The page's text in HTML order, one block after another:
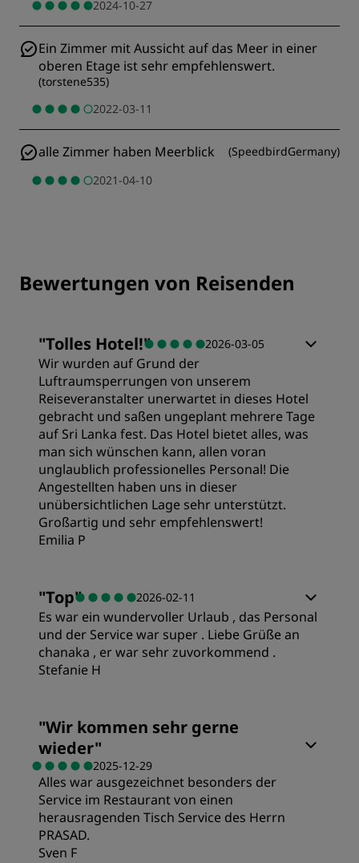
2024-10-27
Ein Zimmer mit Aussicht auf das Meer in einer
oberen Etage ist sehr empfehlenswert.
(torstene535)
2022-03-11
alle Zimmer haben Meerblick (SpeedbirdGermany)
2021-04-10
Bewertungen von Reisenden
"Tolles Hotel!" 2026-03-05
Wir wurden auf Grund der
Luftraumsperrungen von unserem
Reiseveranstalter unerwartet in dieses Hotel
gebracht und saßen ungeplant mehrere Tage
auf Sri Lanka fest. Das Hotel bietet alles, was
man sich wünschen kann, allen voran
unglaublich professionelles Personal! Die
Angestellten haben uns in dieser
unübersichtlichen Lage sehr unterstützt.
Großartig und sehr empfehlenswert!
Emilia P
"Top" 2026-02-11
Es war ein wundervoller Urlaub , das Personal
und der Service war super . Liebe Grüße an
chanaka , er war sehr zuvorkommend .
Stefanie H
"Wir kommen sehr gerne
wieder"
2025-12-29
Alles war ausgezeichnet besonders der
Service im Restaurant von einen
herausragenden Tisch Service des Herrn
PRASAD.
Sven F